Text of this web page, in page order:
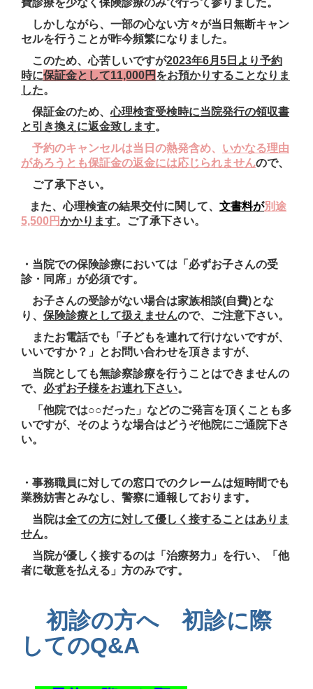
しかしながら、一部の心ない方々が当日無断キャン
セルを行うことが昨今頻繁になりました。
このため、心苦しいですが2023年6月5日より予約
時に保証金として11,000円 をお預かりすることなりま
した。
保証金のため、心理検査受検時に当院発行の領収書
と引き換えに返金致します。
予約のキャンセルは当日の熱発含め、 いかなる理由
があろうとも保証金の返金には応じられませんので、
ご了承下さい。
また、心理検査の結果交付に関して、 文書料が別途
5,500円かかります。ご了承下さい。
・当院での保険診療においては「必ずお子さんの受
診・同席」が必須です。
お子さんの受診がない場合は家族相談(自費)とな
り、 保険診療として扱えませんので、ご注意下さい。
またお電話でも「子どもを連れて行けないですが、
いいですか？」とお問い合わせを頂きますが、
当院としても無診察診療を行うことはできませんの
で、 必ずお子様をお連れ下さい。
「他院では○○だった」などのご発言を頂くことも多
いですが、そのような場合はどうぞ他院にご通院下さ
い。
・事務職員に対しての窓口でのクレームは短時間でも
業務妨害とみなし、警察に通報しております。
当院は全ての方に対して優しく接することはありま
せん。
当院が優しく接するのは「治療努力」を行い、「他
者に敬意を払える」方のみです。
初診の方へ
初診に際
してのQ&A